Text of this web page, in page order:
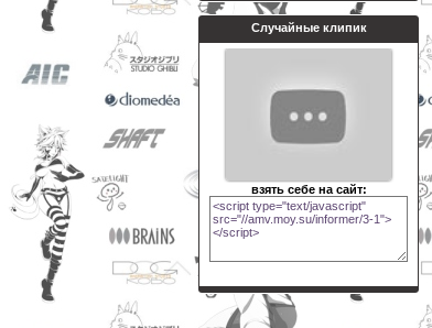
Случайные клипик
взять себе на сайт: